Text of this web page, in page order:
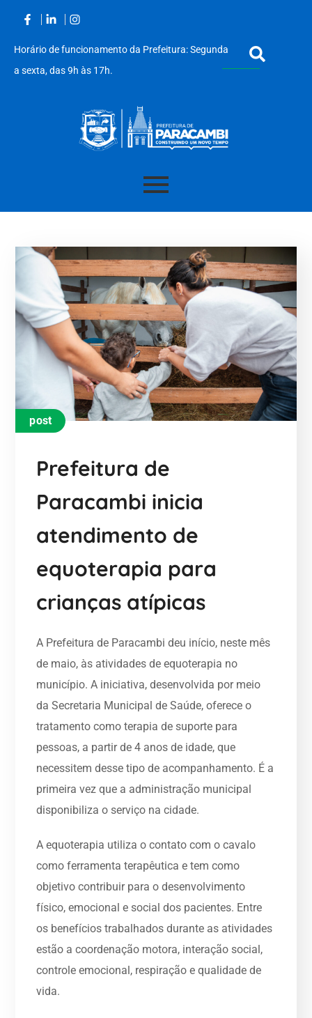
Horário de funcionamento da Prefeitura: Segunda
a sexta, das 9h às 17h.
o
post
Prefeitura de
Paracambi inicia
atendimento de
equoterapia para
crianças atípicas
A Prefeitura de Paracambi deu início, neste mês
de maio, às atividades de equoterapia no
município. A iniciativa, desenvolvida por meio
da Secretaria Municipal de Saúde, oferece o
tratamento como terapia de suporte para
pessoas, a partir de 4 anos de idade, que
necessitem desse tipo de acompanhamento. É a
primeira vez que a administração municipal
disponibiliza o serviço na cidade.
A equoterapia utiliza o contato com o cavalo
como ferramenta terapêutica e tem como
objetivo contribuir para o desenvolvimento
físico, emocional e social dos pacientes. Entre
os benefícios trabalhados durante as atividades
estão a coordenação motora, interação social,
controle emocional, respiração e qualidade de
vida.